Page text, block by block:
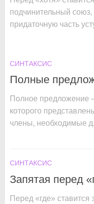
подчинительный
придаточную часть
СИНТАКСИС
Полные
Полное предложение
которого
члены, необходимые
СИНТАКСИС
Запятая перед
Перед «где» ставится